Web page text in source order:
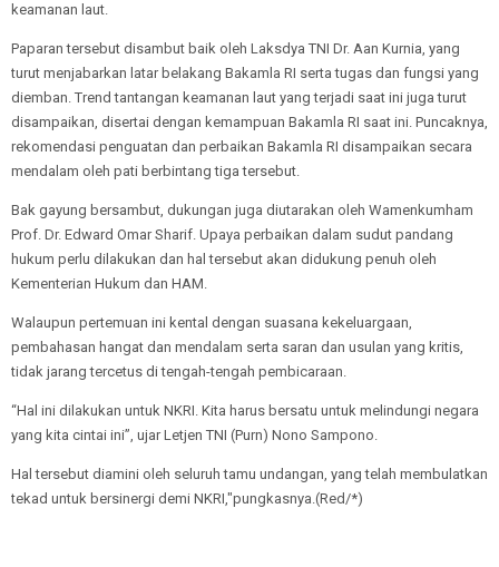
keamanan laut.
Paparan tersebut disambut baik oleh Laksdya TNI Dr. Aan Kurnia, yang
turut menjabarkan latar belakang Bakamla RI serta tugas dan fungsi yang
diemban. Trend tantangan keamanan laut yang terjadi saat ini juga turut
disampaikan, disertai dengan kemampuan Bakamla RI saat ini. Puncaknya,
rekomendasi penguatan dan perbaikan Bakamla RI disampaikan secara
mendalam oleh pati berbintang tiga tersebut.
Bak gayung bersambut, dukungan juga diutarakan oleh Wamenkumham
Prof. Dr. Edward Omar Sharif. Upaya perbaikan dalam sudut pandang
hukum perlu dilakukan dan hal tersebut akan didukung penuh oleh
Kementerian Hukum dan HAM.
Walaupun pertemuan ini kental dengan suasana kekeluargaan,
pembahasan hangat dan mendalam serta saran dan usulan yang kritis,
tidak jarang tercetus di tengah-tengah pembicaraan.
“Hal ini dilakukan untuk NKRI. Kita harus bersatu untuk melindungi negara
yang kita cintai ini”, ujar Letjen TNI (Purn) Nono Sampono.
Hal tersebut diamini oleh seluruh tamu undangan, yang telah membulatkan
tekad untuk bersinergi demi NKRI,"pungkasnya.(Red/*)